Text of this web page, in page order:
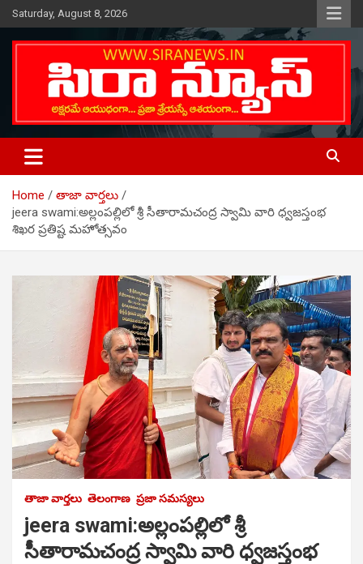
Skip
to
content
Saturday, August 8, 2026
SIRA NEWS
Telugu Online News Daily
Home
తాజా వార్తలు
jeera swami:అల్లంపల్లిలో శ్రీ సీతారామచంద్ర స్వామి వారి ధ్వజస్తంభ
శిఖర ప్రతిష్ట మహోత్సవం
తాజా వార్తలు తెలంగాణ ప్రజా సమస్యలు
jeera swami:అల్లంపల్లిలో శ్రీ
సీతారామచంద్ర స్వామి వారి ధ్వజస్తంభ